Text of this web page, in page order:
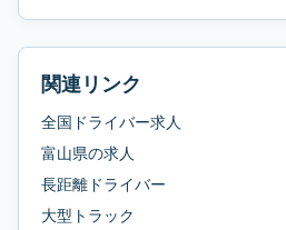
関連リンク
全国ドライバー求人
富山県の求人
長距離ドライバー
大型トラック